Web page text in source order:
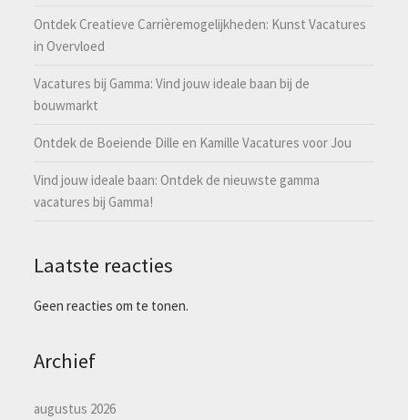
Ontdek Creatieve Carrièremogelijkheden: Kunst Vacatures
in Overvloed
Vacatures bij Gamma: Vind jouw ideale baan bij de
bouwmarkt
Ontdek de Boeiende Dille en Kamille Vacatures voor Jou
Vind jouw ideale baan: Ontdek de nieuwste gamma
vacatures bij Gamma!
Laatste reacties
Geen reacties om te tonen.
Archief
augustus 2026